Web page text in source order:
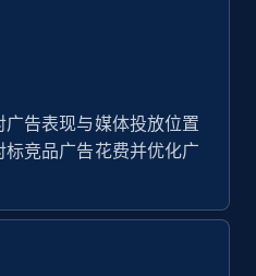
products by using
Description, Initial
Reviews count, and
告表现与媒体投放位置
竞品广告花费并优化广